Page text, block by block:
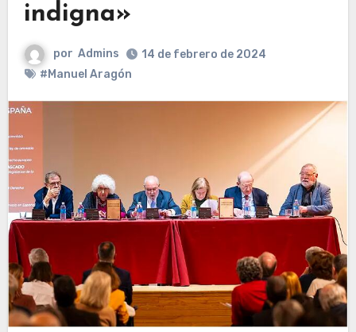
indigna»
por Admins
14 de febrero de 2024
#Manuel Aragón